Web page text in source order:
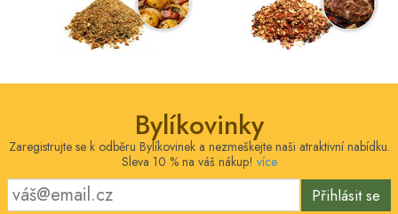
Bylíkovinky
Zaregistrujte se k odběru Bylíkovinek a nezmeškejte naši atraktivní nabídku.
Sleva 10 % na váš nákup! více
Přihlásit se